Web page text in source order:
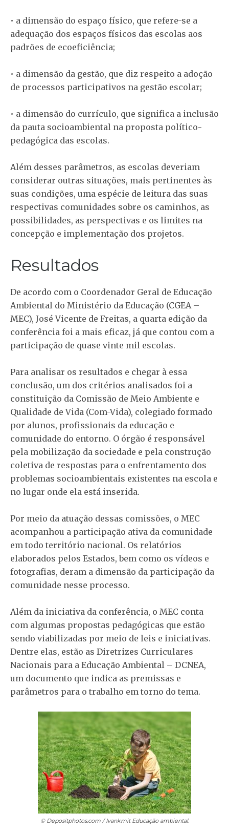
• a dimensão do espaço físico, que refere-se a
adequação dos espaços físicos das escolas aos
padrões de ecoeficiência;
• a dimensão da gestão, que diz respeito a adoção
de processos participativos na gestão escolar;
• a dimensão do currículo, que significa a inclusão
da pauta socioambiental na proposta político-
pedagógica das escolas.
Além desses parâmetros, as escolas deveriam
considerar outras situações, mais pertinentes às
suas condições, uma espécie de leitura das suas
respectivas comunidades sobre os caminhos, as
possibilidades, as perspectivas e os limites na
concepção e implementação dos projetos.
Resultados
De acordo com o Coordenador Geral de Educação
Ambiental do Ministério da Educação (CGEA –
MEC), José Vicente de Freitas, a quarta edição da
conferência foi a mais eficaz, já que contou com a
participação de quase vinte mil escolas.
Para analisar os resultados e chegar à essa
conclusão, um dos critérios analisados foi a
constituição da Comissão de Meio Ambiente e
Qualidade de Vida (Com-Vida), colegiado formado
por alunos, profissionais da educação e
comunidade do entorno. O órgão é responsável
pela mobilização da sociedade e pela construção
coletiva de respostas para o enfrentamento dos
problemas socioambientais existentes na escola e
no lugar onde ela está inserida.
Por meio da atuação dessas comissões, o MEC
acompanhou a participação ativa da comunidade
em todo território nacional. Os relatórios
elaborados pelos Estados, bem como os vídeos e
fotografias, deram a dimensão da participação da
comunidade nesse processo.
Além da iniciativa da conferência, o MEC conta
com algumas propostas pedagógicas que estão
sendo viabilizadas por meio de leis e iniciativas.
Dentre elas, estão as Diretrizes Curriculares
Nacionais para a Educação Ambiental – DCNEA,
um documento que indica as premissas e
parâmetros para o trabalho em torno do tema.
© Depositphotos.com / IvankmitEducação ambiental.